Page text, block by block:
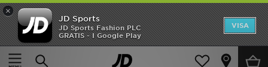
×
JD Sports
JD Sports Fashion PLC
GRATIS - I Google Play
VISA
Ny termin, ny stil Essentials för skolstarten
Hem
Barn
Hem
Rea